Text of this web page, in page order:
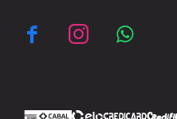
  